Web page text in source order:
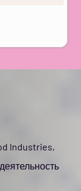
Industries,